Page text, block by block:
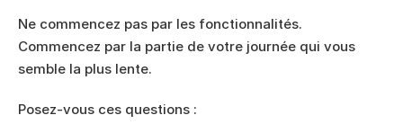
Ne commencez pas par les fonctionnalités.
Commencez par la partie de votre journée qui vous
semble la plus lente.
Posez-vous ces questions :